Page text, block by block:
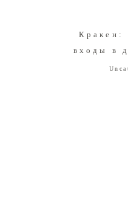
Кракен:
входы в